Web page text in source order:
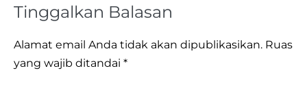
Tinggalkan Balasan
Alamat email Anda tidak akan dipublikasikan. Ruas
yang wajib ditandai *